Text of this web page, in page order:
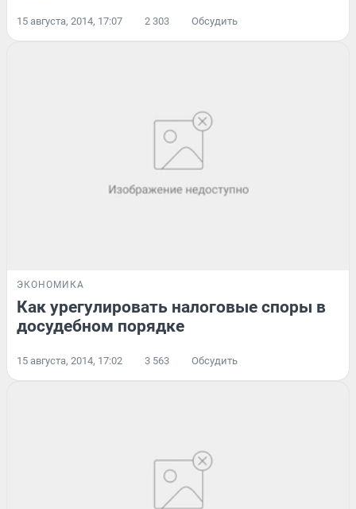
15 августа, 2014, 17:07 2 303 Обсудить
ЭКОНОМИКА
Как урегулировать налоговые споры в
досудебном порядке
15 августа, 2014, 17:02 3 563 Обсудить